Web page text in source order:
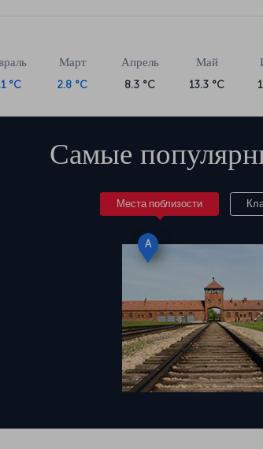
°C
Март
2.8 °C
Апрель
8.3 °C
Май
13.3 °C
Самые
Места поблизости
A